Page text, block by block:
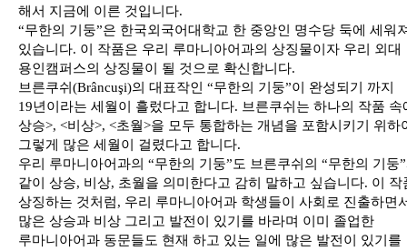
해서 지금에 이른 것입니다.
“무한의 기둥”은 한국외국어대학교 한 중앙인 명수당 둑에 세워
있습니다. 이 작품은 우리 루마니아어과의 상징물이자 우리 외대
용인캠퍼스의 상징물이 될 것으로 확신합니다.
브른쿠쉬(Brâncuşi)의 대표작인 “무한의 기둥”이 완성되기 까지
19년이라는 세월이 흘렀다고 합니다. 브른쿠쉬는 하나의 작품 속
상승>, <비상>, <초월>을 모두 통합하는 개념을 포함시키기 위하
그렇게 많은 세월이 걸렸다고 합니다.
우리 루마니아어과의 “무한의 기둥”도 브른쿠쉬의 “무한의 기둥
같이 상승, 비상, 초월을 의미한다고 감히 말하고 싶습니다. 이 작
상징하는 것처럼, 우리 루마니아어과 학생들이 사회로 진출하면
많은 상승과 비상 그리고 발전이 있기를 바라며 이미 졸업한
루마니아어과 동문들도 현재 하고 있는 일에 많은 발전이 있기를